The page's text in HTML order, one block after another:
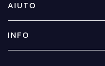
AIUTO
INFO